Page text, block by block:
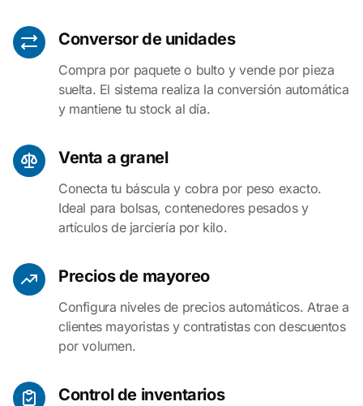
Conversor de unidades
Compra por paquete o bulto y vende por pieza
suelta. El sistema realiza la conversión automática
y mantiene tu stock al día.
Venta a granel
Conecta tu báscula y cobra por peso exacto.
Ideal para bolsas, contenedores pesados y
artículos de jarciería por kilo.
Precios de mayoreo
Configura niveles de precios automáticos. Atrae a
clientes mayoristas y contratistas con descuentos
por volumen.
Control de inventarios